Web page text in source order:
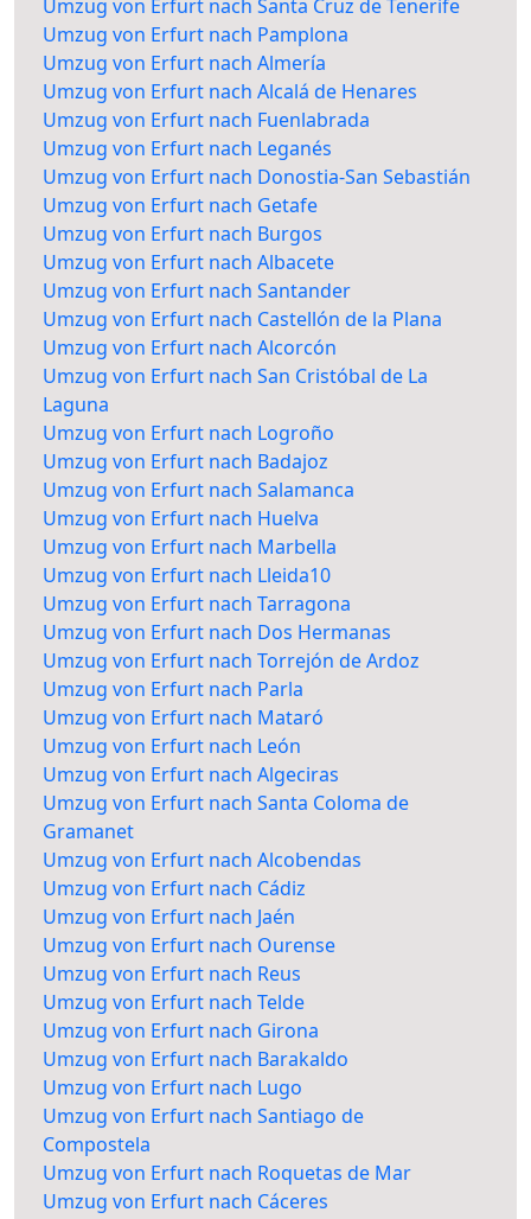
Umzug von Erfurt nach Santa Cruz de Tenerife
Umzug von Erfurt nach Pamplona
Umzug von Erfurt nach Almería
Umzug von Erfurt nach Alcalá de Henares
Umzug von Erfurt nach Fuenlabrada
Umzug von Erfurt nach Leganés
Umzug von Erfurt nach Donostia-San Sebastián
Umzug von Erfurt nach Getafe
Umzug von Erfurt nach Burgos
Umzug von Erfurt nach Albacete
Umzug von Erfurt nach Santander
Umzug von Erfurt nach Castellón de la Plana
Umzug von Erfurt nach Alcorcón
Umzug von Erfurt nach San Cristóbal de La
Laguna
Umzug von Erfurt nach Logroño
Umzug von Erfurt nach Badajoz
Umzug von Erfurt nach Salamanca
Umzug von Erfurt nach Huelva
Umzug von Erfurt nach Marbella
Umzug von Erfurt nach Lleida10
Umzug von Erfurt nach Tarragona
Umzug von Erfurt nach Dos Hermanas
Umzug von Erfurt nach Torrejón de Ardoz
Umzug von Erfurt nach Parla
Umzug von Erfurt nach Mataró
Umzug von Erfurt nach León
Umzug von Erfurt nach Algeciras
Umzug von Erfurt nach Santa Coloma de
Gramanet
Umzug von Erfurt nach Alcobendas
Umzug von Erfurt nach Cádiz
Umzug von Erfurt nach Jaén
Umzug von Erfurt nach Ourense
Umzug von Erfurt nach Reus
Umzug von Erfurt nach Telde
Umzug von Erfurt nach Girona
Umzug von Erfurt nach Barakaldo
Umzug von Erfurt nach Lugo
Umzug von Erfurt nach Santiago de
Compostela
Umzug von Erfurt nach Roquetas de Mar
Umzug von Erfurt nach Cáceres